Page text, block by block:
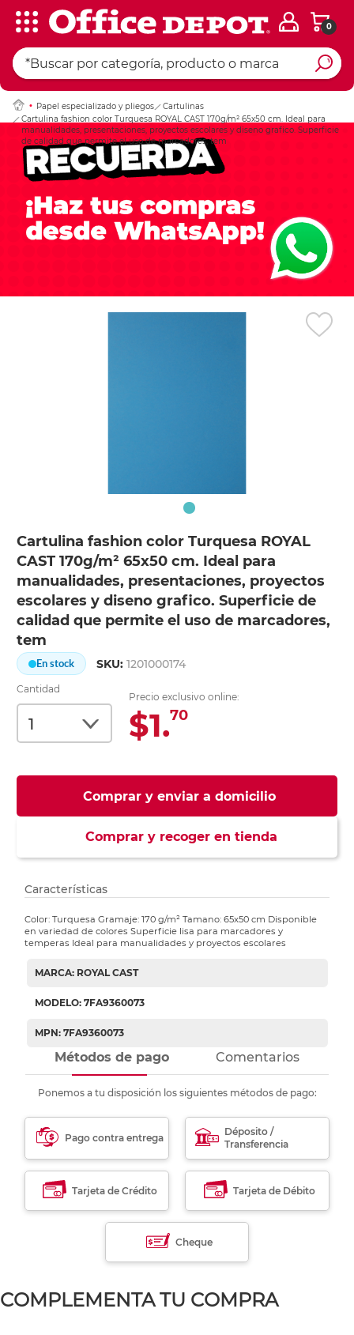
0
Papel especializado y pliegos
Cartulinas
Cartulina fashion color Turquesa ROYAL CAST 170g/m² 65x50 cm. Ideal para
manualidades, presentaciones, proyectos escolares y diseno grafico. Superficie
de calidad que permite el uso de marcadores, tem
Cartulina fashion color Turquesa ROYAL
CAST 170g/m² 65x50 cm. Ideal para
manualidades, presentaciones, proyectos
escolares y diseno grafico. Superficie de
calidad que permite el uso de marcadores,
tem
En stock SKU:1201000174
Cantidad
Precio exclusivo online:
$1.70
Comprar y enviar a domicilio
Comprar y recoger en tienda
Ingresar Codigo
Características
Color: Turquesa Gramaje: 170 g/m² Tamano: 65x50 cm Disponible
en variedad de colores Superficie lisa para marcadores y
temperas Ideal para manualidades y proyectos escolares
MARCA: ROYAL CAST
MODELO: 7FA9360073
MPN: 7FA9360073
Métodos de pago Comentarios
Ponemos a tu disposición los siguientes métodos de pago:
Pago contra entrega
Déposito /
Transferencia
Tarjeta de Crédito Tarjeta de Débito
Cheque
COMPLEMENTA TU COMPRA